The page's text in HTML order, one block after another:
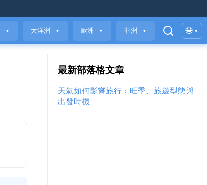
▼ 大洋洲 ▼ 歐洲 ▼ 非洲 ▼ 🌐 ▾
最新部落格文章
天氣如何影響旅行：旺季、旅遊型態與
出發時機